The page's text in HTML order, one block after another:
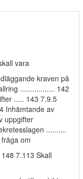
vara
kraven på
................. 142
..... 143 7.9.5
Inhämtande av
uppgifter
..........
om
7.113 Skall